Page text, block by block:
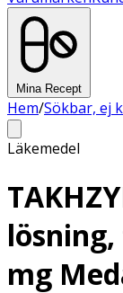
Mina Recept
Hem/Sökbar, ej
Läkemedel
mg